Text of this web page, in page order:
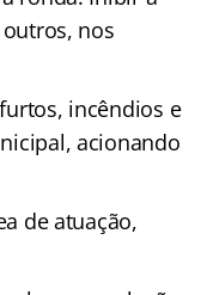
nos
incêndios e
acionando
de atuação,